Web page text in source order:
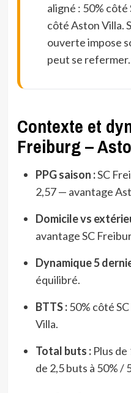
aligné : 50%
côté Aston Villa.
ouverte impose
peut se refermer.
Contexte et
Freiburg –
PPG saison :SC
2,57 — avantage
Domicile vs
avantage SC
Dynamique 5
équilibré.
BTTS :50% côté
Villa.
Total buts :Plus de
de 2,5 buts à 50% /